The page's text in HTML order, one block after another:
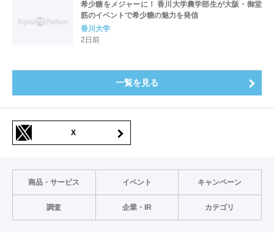
希少糖をメジャーに！ 香川大学農学部生が大阪・御堂
筋のイベントで希少糖の魅力を発信
香川大学
2日前
一覧を見る
X
商品・サービス イベント キャンペーン
調査 企業・IR カテゴリ